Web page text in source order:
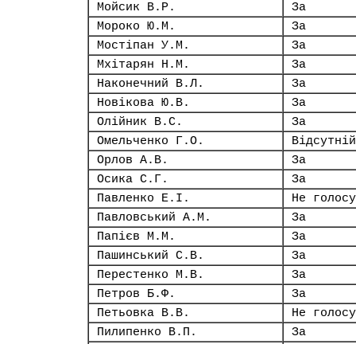
Мойсик В.Р.
За
Мороко Ю.М.
За
Мостіпан У.М.
За
Мхітарян Н.М.
За
Наконечний В.Л.
За
Новікова Ю.В.
За
Олійник В.С.
За
Омельченко Г.О.
Відсутній
Орлов А.В.
За
Осика С.Г.
За
Павленко Е.І.
Не
Павловський А.М.
За
Папієв М.М.
За
Пашинський С.В.
За
Перестенко М.В.
За
Петров Б.Ф.
За
Петьовка В.В.
Не
Пилипенко В.П.
За